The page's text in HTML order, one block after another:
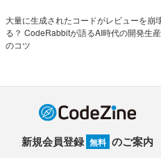
大量に生成されたコードがレビューを崩
る？ CodeRabbitが語るAI時代の開発生
のコツ
新規会員登録 無料 のご案内